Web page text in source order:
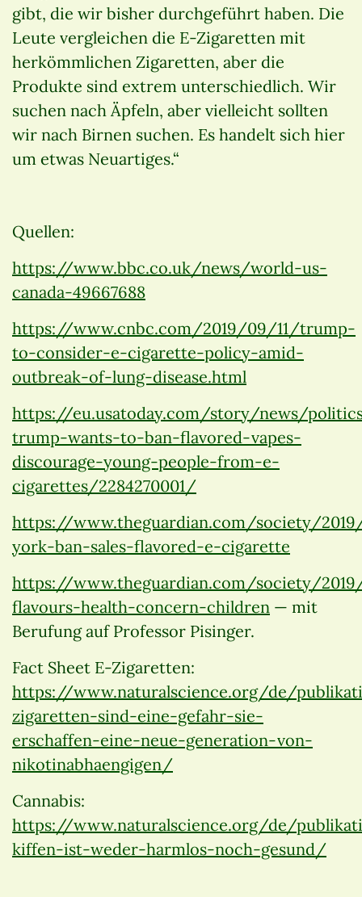
gibt, die wir bisher durchgeführt haben. Die
Leute vergleichen die E-Zigaretten mit
herkömmlichen Zigaretten, aber die
Produkte sind extrem unterschiedlich. Wir
suchen nach Äpfeln, aber vielleicht sollten
wir nach Birnen suchen. Es handelt sich hier
um etwas Neuartiges.“
Quellen:
https://www.bbc.co.uk/news/world-us-
canada-49667688
https://www.cnbc.com/2019/09/11/trump-
to-consider-e-cigarette-policy-amid-
outbreak-of-lung-disease.html
https://eu.usatoday.com/story/news/
trump-wants-to-ban-flavored-vapes-
discourage-young-people-from-e-
cigarettes/2284270001/
https://www.theguardian.com/society/
york-ban-sales-flavored-e-cigarette
https://www.theguardian.com/society/
flavours-health-concern-children — mit
Berufung auf Professor Pisinger.
Fact Sheet E-Zigaretten:
https://www.naturalscience.org/de/
zigaretten-sind-eine-gefahr-sie-
erschaffen-eine-neue-generation-von-
nikotinabhaengigen/
Cannabis:
https://www.naturalscience.org/de/
kiffen-ist-weder-harmlos-noch-gesund/